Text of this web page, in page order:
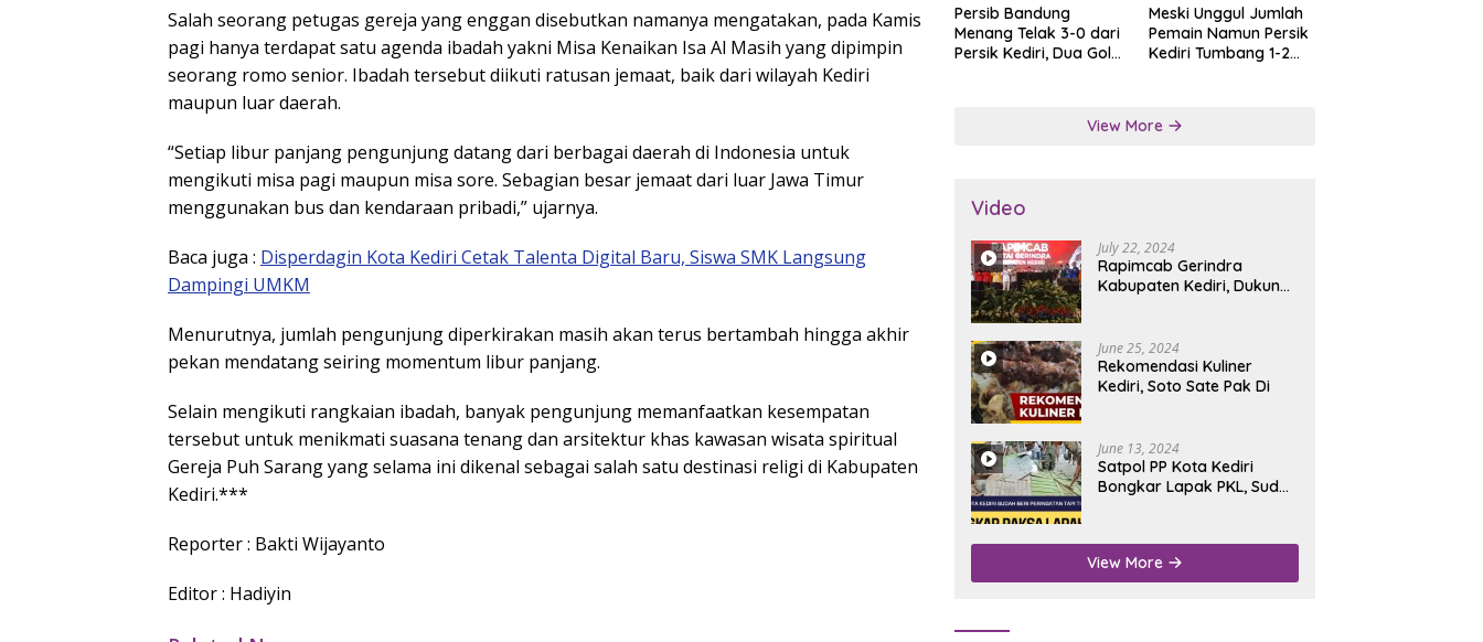
Salah seorang petugas gereja yang enggan disebutkan namanya mengatakan, pada Kamis
pagi hanya terdapat satu agenda ibadah yakni Misa Kenaikan Isa Al Masih yang dipimpin
seorang romo senior. Ibadah tersebut diikuti ratusan jemaat, baik dari wilayah Kediri
maupun luar daerah.
“Setiap libur panjang pengunjung datang dari berbagai daerah di Indonesia untuk
mengikuti misa pagi maupun misa sore. Sebagian besar jemaat dari luar Jawa Timur
menggunakan bus dan kendaraan pribadi,” ujarnya.
Baca juga : Disperdagin Kota Kediri Cetak Talenta Digital Baru, Siswa SMK Langsung
Dampingi UMKM
Menurutnya, jumlah pengunjung diperkirakan masih akan terus bertambah hingga akhir
pekan mendatang seiring momentum libur panjang.
Selain mengikuti rangkaian ibadah, banyak pengunjung memanfaatkan kesempatan
tersebut untuk menikmati suasana tenang dan arsitektur khas kawasan wisata spiritual
Gereja Puh Sarang yang selama ini dikenal sebagai salah satu destinasi religi di Kabupaten
Kediri.***
Reporter : Bakti Wijayanto
Editor : Hadiyin
Persib Bandung
Menang Telak 3-0 dari
Persik Kediri, Dua Gol
Meski Unggul Jumlah
Pemain Namun Persik
Kediri Tumbang 1-2
View More
Video
July 22, 2024
Rapimcab Gerindra
Kabupaten Kediri, Dukung
June 25, 2024
Rekomendasi Kuliner
Kediri, Soto Sate Pak Di
June 13, 2024
Satpol PP Kota Kediri
Bongkar Lapak PKL, Sudah
View More